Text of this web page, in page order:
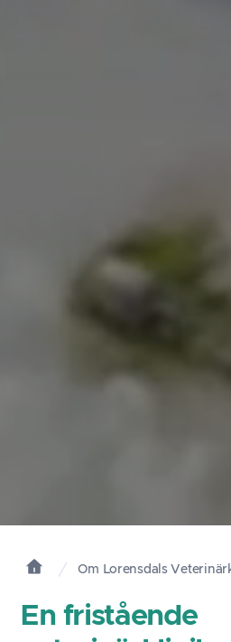
Om Lorensdals
En fristående